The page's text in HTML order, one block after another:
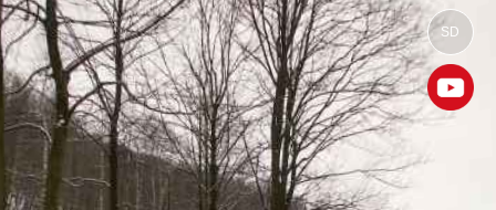
https://sztolnie.wkraj.pl
SD